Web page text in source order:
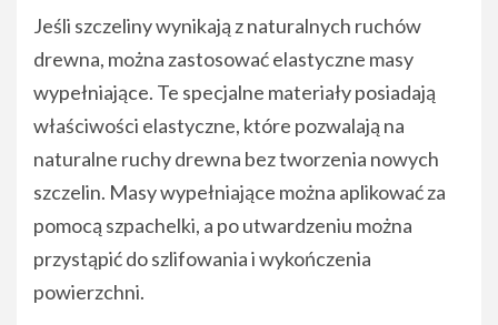
Jeśli szczeliny wynikają z naturalnych ruchów
drewna, można zastosować elastyczne masy
wypełniające. Te specjalne materiały posiadają
właściwości elastyczne, które pozwalają na
naturalne ruchy drewna bez tworzenia nowych
szczelin. Masy wypełniające można aplikować za
pomocą szpachelki, a po utwardzeniu można
przystąpić do szlifowania i wykończenia
powierzchni.